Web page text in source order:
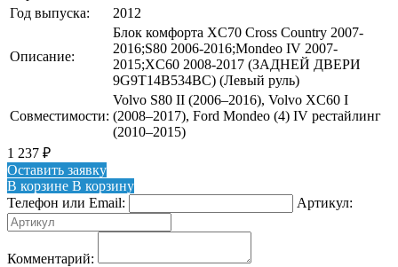
Год выпуска:
2012
Описание:
Блок комфорта XC70 Cross Country 2007-
2016;S80 2006-2016;Mondeo IV 2007-
2015;XC60 2008-2017 (ЗАДНЕЙ ДВЕРИ
9G9T14B534BC) (Левый руль)
Совместимости:
Volvo S80 II (2006–2016), Volvo XC60 I
(2008–2017), Ford Mondeo (4) IV рестайлинг
(2010–2015)
1 237 ₽
Оставить заявку
В корзине В корзину
Телефон или Email:
Артикул:
Комментарий: